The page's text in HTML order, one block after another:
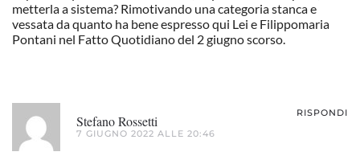
metterla a sistema? Rimotivando una categoria stanca e
vessata da quanto ha bene espresso qui Lei e Filippomaria
Pontani nel Fatto Quotidiano del 2 giugno scorso.
Stefano Rossetti
7 GIUGNO 2022 ALLE 20:46
RISPONDI